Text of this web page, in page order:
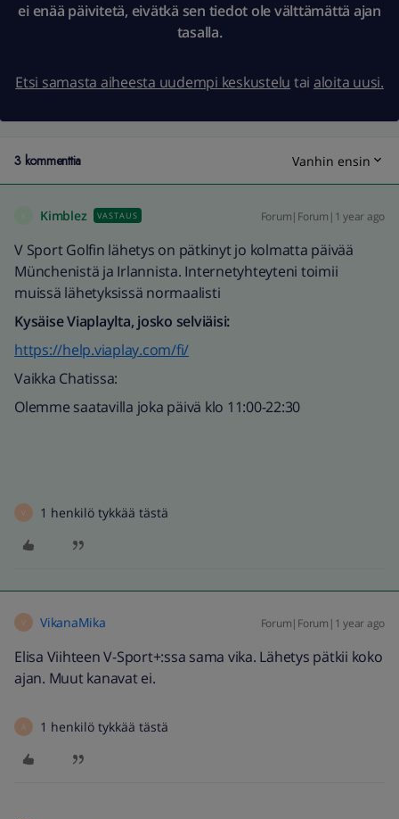
ei enää päivitetä, eivätkä sen tiedot ole välttämättä ajan
tasalla.
Etsi samasta aiheesta uudempi keskustelu tai aloita uusi.
3 kommenttia Vanhin ensin
Kimblez VASTAUS Forum|Forum|1 year ago
V Sport Golfin lähetys on pätkinyt jo kolmatta päivää
Münchenistä ja Irlannista. Internetyhteyteni toimii
muissä lähetyksissä normaalisti
Kysäise Viaplaylta, josko selviäisi:
https://help.viaplay.com/fi/
Vaikka Chatissa:
Olemme saatavilla joka päivä klo 11:00-22:30
V 1 henkilö tykkää tästä
V VikanaMika Forum|Forum|1 year ago
Elisa Viihteen V-Sport+:ssa sama vika. Lähetys pätkii koko
ajan. Muut kanavat ei.
Ä 1 henkilö tykkää tästä